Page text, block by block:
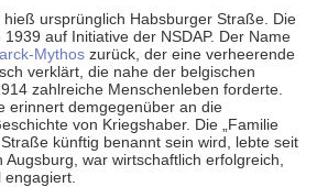
ursprünglich Habsburger Straße. Die
auf Initiative der NSDAP. Der Name
Mythos zurück, der eine verheerende
verklärt, die nahe der belgischen
zahlreiche Menschenleben forderte.
erinnert demgegenüber an die
von Kriegshaber. Die „Familie
künftig benannt sein wird, lebte seit
war wirtschaftlich erfolgreich,